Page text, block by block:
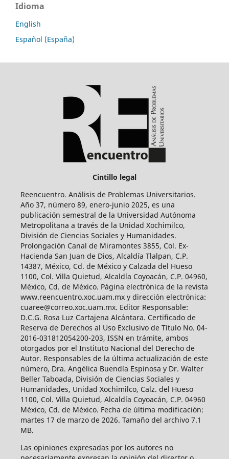
Idioma
English
Español (España)
Cintillo legal
Reencuentro. Análisis de Problemas Universitarios.
Año 37, número 89, enero-junio 2025, es una
publicación semestral de la Universidad Autónoma
Metropolitana a través de la Unidad Xochimilco,
División de Ciencias Sociales y Humanidades.
Prolongación Canal de Miramontes 3855, Col. Ex-
Hacienda San Juan de Dios, Alcaldía Tlalpan, C.P.
14387, México, Cd. de México y Calzada del Hueso
1100, Col. Villa Quietud, Alcaldía Coyoacán, C.P. 04960,
México, Cd. de México. Página electrónica de la revista
www.reencuentro.xoc.uam.mx y dirección electrónica:
cuaree@correo.xoc.uam.mx. Editor Responsable:
D.C.G. Rosa Luz Cartajena Alcántara. Certificado de
Reserva de Derechos al Uso Exclusivo de Título No. 04-
2016-031812054200-203, ISSN en trámite, ambos
otorgados por el Instituto Nacional del Derecho de
Autor. Responsables de la última actualización de este
número, Dra. Angélica Buendía Espinosa y Dr. Walter
Beller Taboada, División de Ciencias Sociales y
Humanidades, Unidad Xochimilco, Calz. del Hueso
1100, Col. Villa Quietud, Alcaldía Coyoacán, C.P. 04960
México, Cd. de México. Fecha de última modificación:
martes 17 de marzo de 2026. Tamaño del archivo 7.1
MB.
Las opiniones expresadas por los autores no